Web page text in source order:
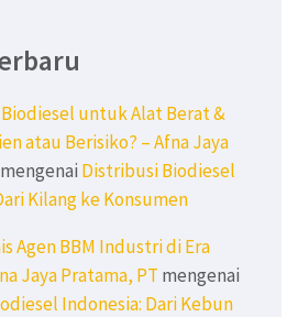
untuk Alat Berat &
atau Berisiko? – Afna Jaya
mengenai Distribusi Biodiesel
Kilang ke Konsumen
Agen BBM Industri di Era
Jaya Pratama, PT mengenai
Indonesia: Dari Kebun